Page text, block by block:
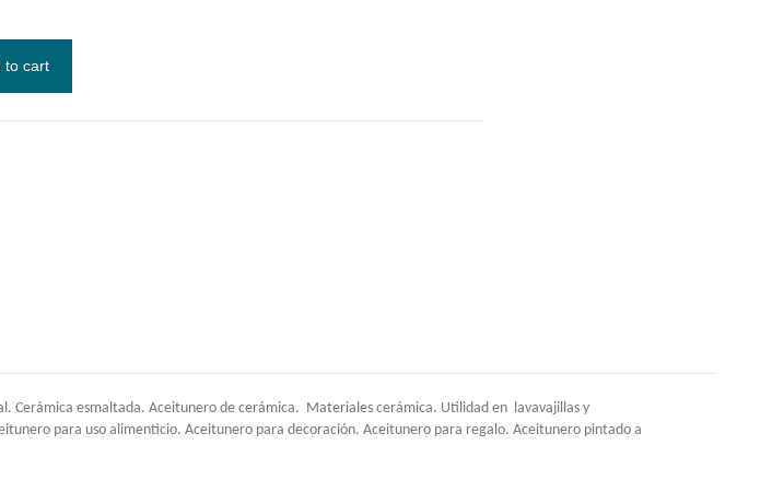
to cart
Cerámica esmaltada. Aceitunero de cerámica. Materiales cerámica. Utilidad en lavavajillas y
para uso alimenticio. Aceitunero para decoración. Aceitunero para regalo. Aceitunero pintado a